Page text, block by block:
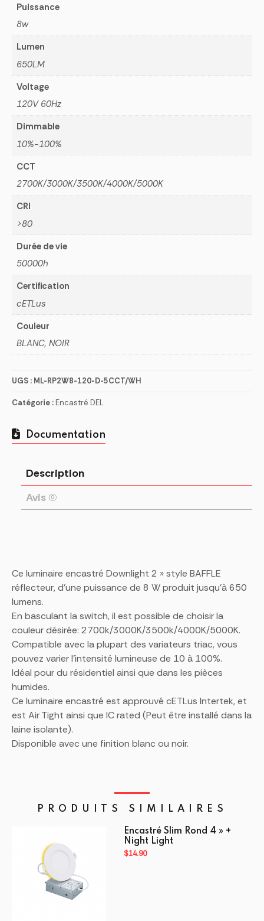
Puissance
8w
Lumen
650LM
Voltage
120V 60Hz
Dimmable
10%-100%
CCT
2700K/3000K/3500K/4000K/5000K
CRI
>80
Durée de vie
50000h
Certification
cETLus
Couleur
BLANC, NOIR
UGS : ML-RP2W8-120-D-5CCT/WH
Catégorie :Encastré DEL
Documentation
Description
Avis (0)
Ce luminaire encastré Downlight 2 » style BAFFLE
réflecteur, d’une puissance de 8 W produit jusqu’à 650
lumens.
En basculant la switch, il est possible de choisir la
couleur désirée: 2700k/3000K/3500k/4000K/5000K.
Compatible avec la plupart des variateurs triac, vous
pouvez varier l’intensité lumineuse de 10 à 100%.
Idéal pour du résidentiel ainsi que dans les pièces
humides.
Ce luminaire encastré est approuvé cETLus Intertek, et
est Air Tight ainsi que IC rated (Peut être installé dans la
laine isolante).
Disponible avec une finition blanc ou noir.
PRODUITS SIMILAIRES
Encastré Slim Rond 4 » +
Night Light
$14.90